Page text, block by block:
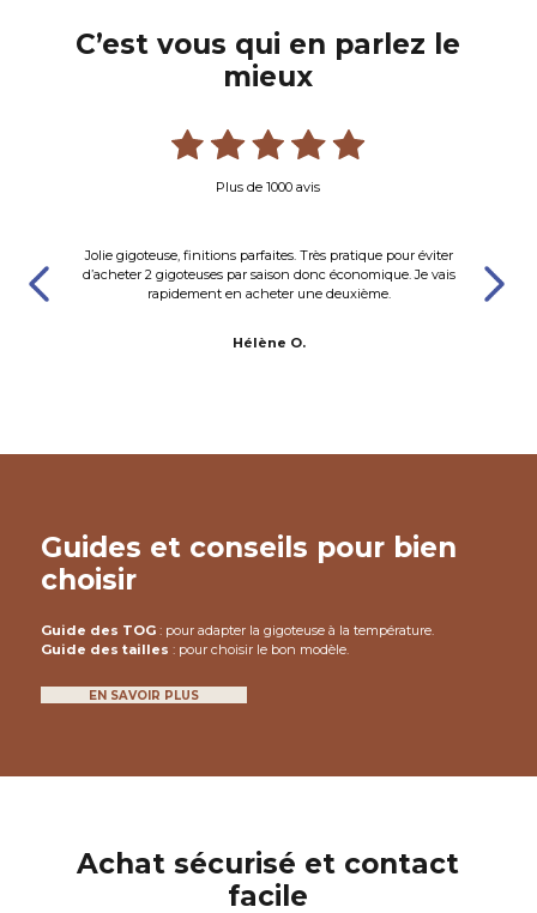
trop grande
température
gigoteuse de voyage
Comment assurer un bon
C’est vous qui en parlez le
mieux
Plus de 1000 avis
Jolie gigoteuse, finitions parfaites. Très pratique pour éviter
d’acheter 2 gigoteuses par saison donc économique. Je vais
rapidement en acheter une deuxième.
Hélène O.
Guides et conseils pour bien
choisir
Guide des TOG: pour adapter la gigoteuse à la température.
Guide des tailles : pour choisir le bon modèle.
EN SAVOIR PLUS
Achat sécurisé et contact
facile